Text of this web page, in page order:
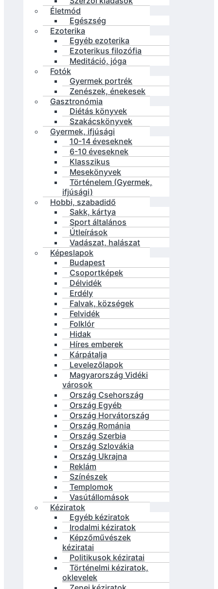
Életmód
Egészség
Ezoterika
Egyéb ezoterika
Ezoterikus filozófia
Meditáció, jóga
Fotók
Gyermek portrék
Zenészek, énekesek
Gasztronómia
Diétás könyvek
Szakácskönyvek
Gyermek, ifjúsági
10-14 éveseknek
6-10 éveseknek
Klasszikus
Mesekönyvek
Történelem (Gyermek,
ifjúsági)
Hobbi, szabadidő
Sakk, kártya
Sport általános
Útleírások
Vadászat, halászat
Képeslapok
Budapest
Csoportképek
Délvidék
Erdély
Falvak, községek
Felvidék
Folklór
Hidak
Híres emberek
Kárpátalja
Levelezőlapok
Magyarország Vidéki
városok
Ország Csehország
Ország Egyéb
Ország Horvátország
Ország Románia
Ország Szerbia
Ország Szlovákia
Ország Ukrajna
Reklám
Színészek
Templomok
Vasútállomások
Kéziratok
Egyéb kéziratok
Irodalmi kéziratok
Képzőművészek
kéziratai
Politikusok kéziratai
Történelmi kéziratok,
oklevelek